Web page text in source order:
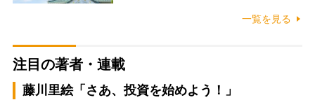
一覧を見る
注目の著者・連載
藤川里絵「さあ、投資を始めよう！」